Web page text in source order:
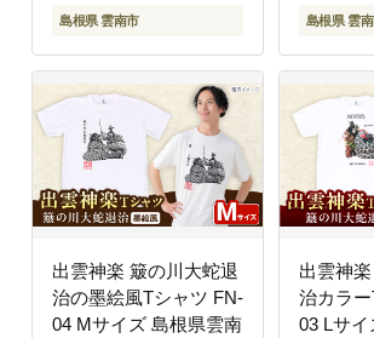
島根県 雲南市 島根県 雲
出雲神楽 簸の川大蛇退
治の墨絵風Tシャツ FN-
04 Mサイズ 島根県雲南
出雲神
治カラ
03 Lサ